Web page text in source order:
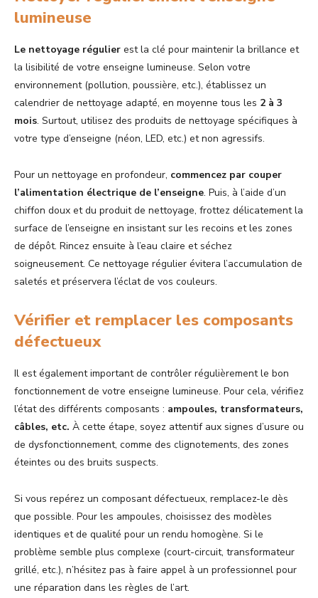
lumineuse
Le nettoyage régulier est la clé pour maintenir la brillance et
la lisibilité de votre enseigne lumineuse. Selon votre
environnement (pollution, poussière, etc.), établissez un
calendrier de nettoyage adapté, en moyenne tous les 2 à 3
mois. Surtout, utilisez des produits de nettoyage spécifiques à
votre type d’enseigne (néon, LED, etc.) et non agressifs.
Pour un nettoyage en profondeur, commencez par couper
l’alimentation électrique de l’enseigne. Puis, à l’aide d’un
chiffon doux et du produit de nettoyage, frottez délicatement la
surface de l’enseigne en insistant sur les recoins et les zones
de dépôt. Rincez ensuite à l’eau claire et séchez
soigneusement. Ce nettoyage régulier évitera l’accumulation de
saletés et préservera l’éclat de vos couleurs.
Vérifier et remplacer les composants
défectueux
Il est également important de contrôler régulièrement le bon
fonctionnement de votre enseigne lumineuse. Pour cela, vérifiez
l’état des différents composants : ampoules, transformateurs,
câbles, etc. À cette étape, soyez attentif aux signes d’usure ou
de dysfonctionnement, comme des clignotements, des zones
éteintes ou des bruits suspects.
Si vous repérez un composant défectueux, remplacez-le dès
que possible. Pour les ampoules, choisissez des modèles
identiques et de qualité pour un rendu homogène. Si le
problème semble plus complexe (court-circuit, transformateur
grillé, etc.), n’hésitez pas à faire appel à un professionnel pour
une réparation dans les règles de l’art.